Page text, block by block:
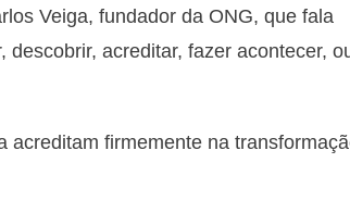
Veiga, fundador da ONG, que fala
acreditar, fazer acontecer,
acreditam firmemente na